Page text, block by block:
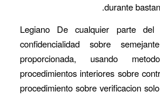
durante
Legiano De cualquier parte del
confidencialidad sobre
proporcionada, usando
procedimientos interiores sobre
procedimiento sobre verificacion